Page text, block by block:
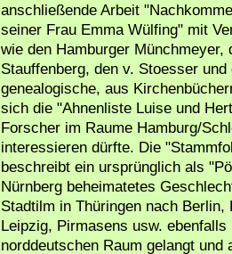
anschließende Arbeit
seiner Frau Emma Wülfing" mit
wie den Hamburger
Stauffenberg, den v. Stoesser
genealogische, aus
sich die "Ahnenliste Luise und
Forscher im Raume Hamburg/
interessieren dürfte. Die
beschreibt ein ursprünglich als
Nürnberg beheimatetes
Stadtilm in Thüringen nach
Leipzig, Pirmasens usw.
norddeutschen Raum gelangt und